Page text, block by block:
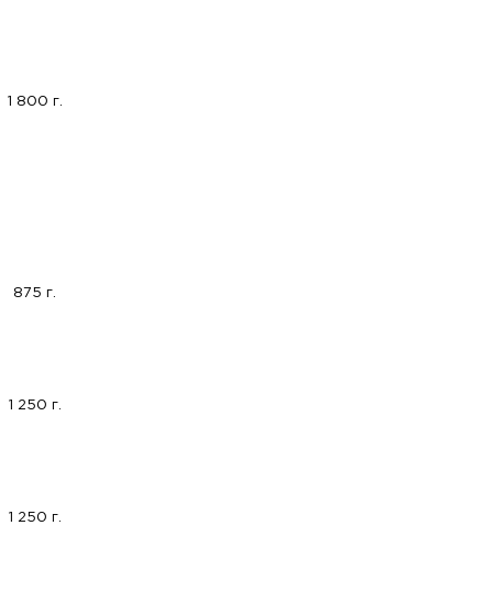
1 800 г.
875 г.
1 250 г.
1 250 г.